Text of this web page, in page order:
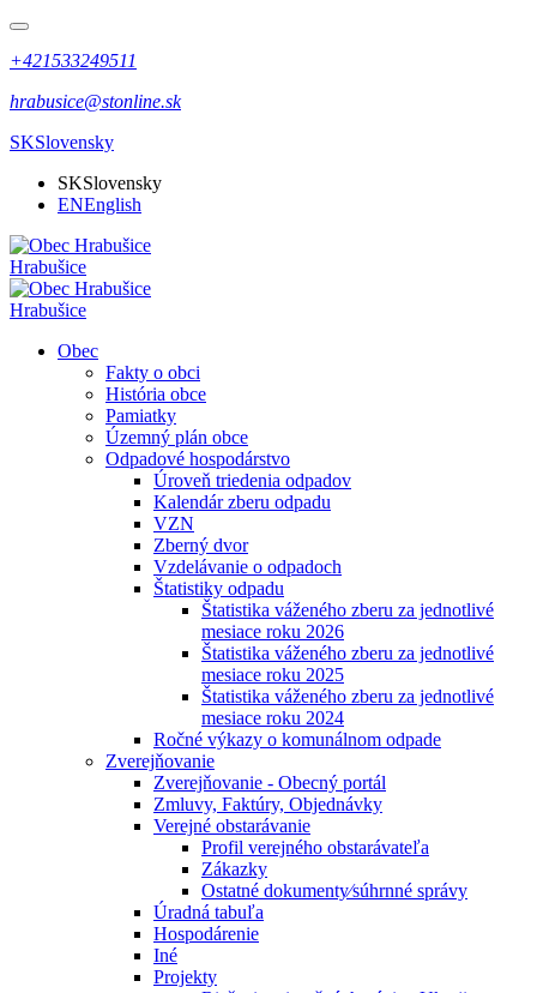
+421533249511
hrabusice@stonline.sk
SKSlovensky
SKSlovensky
ENEnglish
Hrabušice
Hrabušice
Obec
Fakty o obci
História obce
Pamiatky
Územný plán obce
Odpadové hospodárstvo
Úroveň triedenia odpadov
Kalendár zberu odpadu
VZN
Zberný dvor
Vzdelávanie o odpadoch
Štatistiky odpadu
Štatistika váženého zberu za jednotlivé
mesiace roku 2026
Štatistika váženého zberu za jednotlivé
mesiace roku 2025
Štatistika váženého zberu za jednotlivé
mesiace roku 2024
Ročné výkazy o komunálnom odpade
Zverejňovanie
Zverejňovanie - Obecný portál
Zmluvy, Faktúry, Objednávky
Verejné obstarávanie
Profil verejného obstarávateľa
Zákazky
Ostatné dokumenty⁄súhrnné správy
Úradná tabuľa
Hospodárenie
Iné
Projekty